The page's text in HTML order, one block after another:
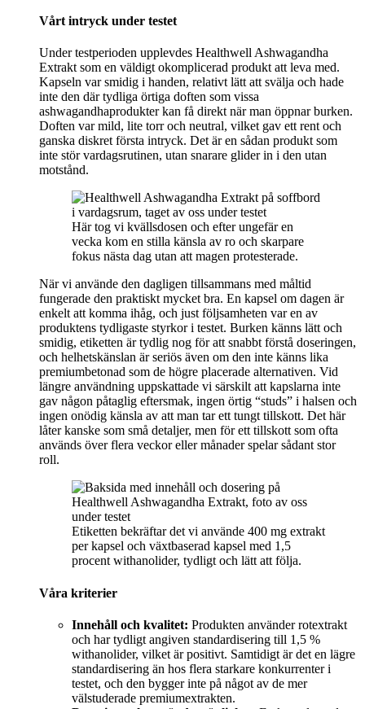
Vårt intryck under testet
Under testperioden upplevdes Healthwell Ashwagandha
Extrakt som en väldigt okomplicerad produkt att leva med.
Kapseln var smidig i handen, relativt lätt att svälja och hade
inte den där tydliga örtiga doften som vissa
ashwagandhaprodukter kan få direkt när man öppnar burken.
Doften var mild, lite torr och neutral, vilket gav ett rent och
ganska diskret första intryck. Det är en sådan produkt som
inte stör vardagsrutinen, utan snarare glider in i den utan
motstånd.
Här tog vi kvällsdosen och efter ungefär en
vecka kom en stilla känsla av ro och skarpare
fokus nästa dag utan att magen protesterade.
När vi använde den dagligen tillsammans med måltid
fungerade den praktiskt mycket bra. En kapsel om dagen är
enkelt att komma ihåg, och just följsamheten var en av
produktens tydligaste styrkor i testet. Burken känns lätt och
smidig, etiketten är tydlig nog för att snabbt förstå doseringen,
och helhetskänslan är seriös även om den inte känns lika
premiumbetonad som de högre placerade alternativen. Vid
längre användning uppskattade vi särskilt att kapslarna inte
gav någon påtaglig eftersmak, ingen örtig “studs” i halsen och
ingen onödig känsla av att man tar ett tungt tillskott. Det här
låter kanske som små detaljer, men för ett tillskott som ofta
används över flera veckor eller månader spelar sådant stor
roll.
Etiketten bekräftar det vi använde 400 mg extrakt
per kapsel och växtbaserad kapsel med 1,5
procent withanolider, tydligt och lätt att följa.
Våra kriterier
Innehåll och kvalitet: Produkten använder rotextrakt
och har tydligt angiven standardisering till 1,5 %
withanolider, vilket är positivt. Samtidigt är det en lägre
standardisering än hos flera starkare konkurrenter i
testet, och den bygger inte på något av de mer
välstuderade premiumextrakten.